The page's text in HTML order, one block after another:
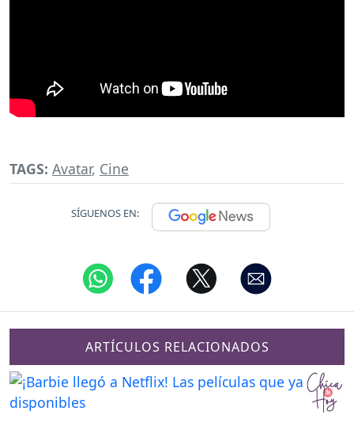
TAGS: Avatar, Cine
SÍGUENOS EN:
ARTÍCULOS RELACIONADOS